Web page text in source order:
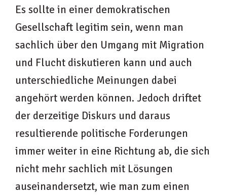
Es sollte in einer demokratischen
Gesellschaft legitim sein, wenn man
sachlich über den Umgang mit Migration
und Flucht diskutieren kann und auch
unterschiedliche Meinungen dabei
angehört werden können. Jedoch driftet
der derzeitige Diskurs und daraus
resultierende politische Forderungen
immer weiter in eine Richtung ab, die sich
nicht mehr sachlich mit Lösungen
auseinandersetzt, wie man zum einen